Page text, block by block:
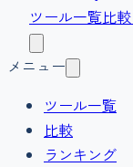
ツール一覧比較
メニュー
ツール一覧
比較
ランキング